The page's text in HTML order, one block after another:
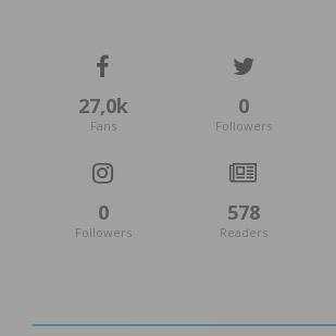
27,0k
Fans
0
Followers
0
Followers
578
Readers